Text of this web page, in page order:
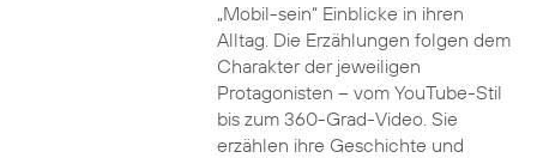
„Mobil-sein“ Einblicke in ihren
Alltag. Die Erzählungen folgen dem
Charakter der jeweiligen
Protagonisten – vom YouTube-Stil
bis zum 360-Grad-Video. Sie
erzählen ihre Geschichte und